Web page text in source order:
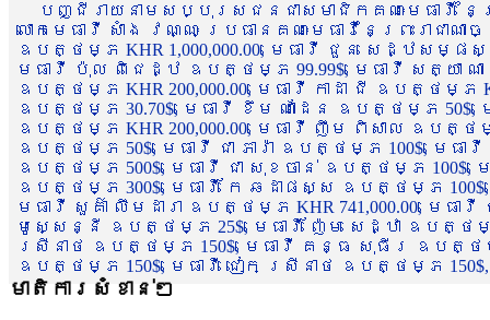
បញ្ជីរាយនាមសប្បុរសជនជាសមាជិកគណៈមេធាវី
លោកមេធាវី សាំង វណ្ណៈ ប្រធានគណៈមេធាវីនៃព្រះរា
ឧបត្ថម្ភ KHR 1,000,000.00, មេធាវី ជួន សេដ្ឋស
មេធាវី ប៉ុល ពិជេដ្ឋ ឧបត្ថម្ភ 99.99$, មេធាវី សត្យា ណ
ឧបត្ថម្ភ KHR 200,000.00, មេធាវី កាដា ជី ឧបត្ថម្ភ
ឧបត្ថម្ភ 30.70$, មេធាវី ខឹម ណាដែន ឧបត្ថម្ភ 50$,
ឧបត្ថម្ភ KHR 200,000.00, មេធាវី ញឹម ពិសាល ឧបត្ថ
ឧបត្ថម្ភ 50$, មេធាវី ជា ភារ៉ា ឧបត្ថម្ភ 100$, មេ
ឧបត្ថម្ភ 500$, មេធាវី ជា សុខចាន់ ឧបត្ថម្ភ
ឧបត្ថម្ភ 300$, មេធាវី កែ ឆដាផស្ស ឧបត្ថម្ភ
មេធាវី សួគ៌ា លឹមដារា ឧបត្ថម្ភ KHR 741,000.00, មេ
មូសេ្សន្នី ឧបត្ថម្ភ 25$, មេធាវី ញ៉ែម សេដ្ឋា ឧបត្ថ
ស្រីនាថ ឧបត្ថម្ភ 150$, មេធាវី គន្ធ សុធីរ ឧបត្ថម្ភ
ឧបត្ថម្ភ 150$, មេធាវី ជៀក ស្រីនាថ ឧបត្ថម្ភ 150$,
មាតិការសំខាន់ៗ